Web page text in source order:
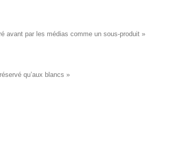
avant par les médias comme un sous-produit »
qu’aux blancs »